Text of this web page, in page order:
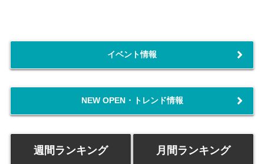
イベント情報
NEW OPEN・トレンド情報
週間ランキング 月間ランキング